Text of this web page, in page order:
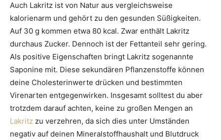
Auch Lakritz ist von Natur aus vergleichsweise
kalorienarm und gehört zu den gesunden Süßigkeiten.
Auf 30 g kommen etwa 80 kcal. Zwar enthält Lakritz
durchaus Zucker. Dennoch ist der Fettanteil sehr gering.
Als positive Eigenschaften bringt Lakritz sogenannte
Saponine mit. Diese sekundären Pflanzenstoffe können
deine Cholesterinwerte drücken und bestimmten
Virenarten entgegenwirken. Insgesamt solltest du aber
trotzdem darauf achten, keine zu großen Mengen an
Lakritz zu verzehren, da sich dies unter Umständen
negativ auf deinen Mineralstoffhaushalt und Blutdruck